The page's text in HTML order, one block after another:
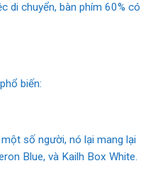
di chuyển, bàn phím 60% có
biến:
số người, nó lại mang lại
Blue, và Kailh Box White.